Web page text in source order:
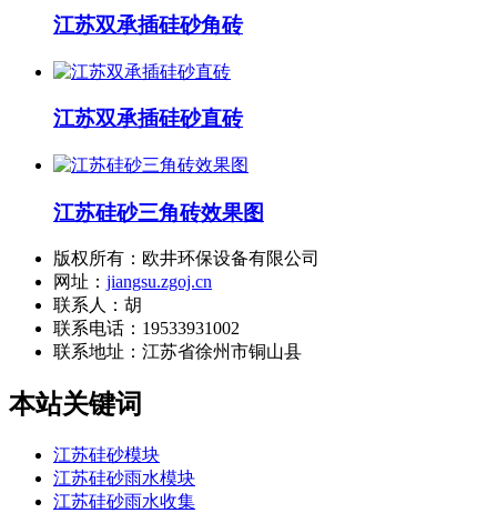
江苏双承插硅砂角砖
江苏双承插硅砂直砖
江苏硅砂三角砖效果图
版权所有：欧井环保设备有限公司
网址： jiangsu.zgoj.cn
联系人：胡
联系电话：19533931002
联系地址： 江苏省徐州市铜山县
本站关键词
江苏硅砂模块
江苏硅砂雨水模块
江苏硅砂雨水收集